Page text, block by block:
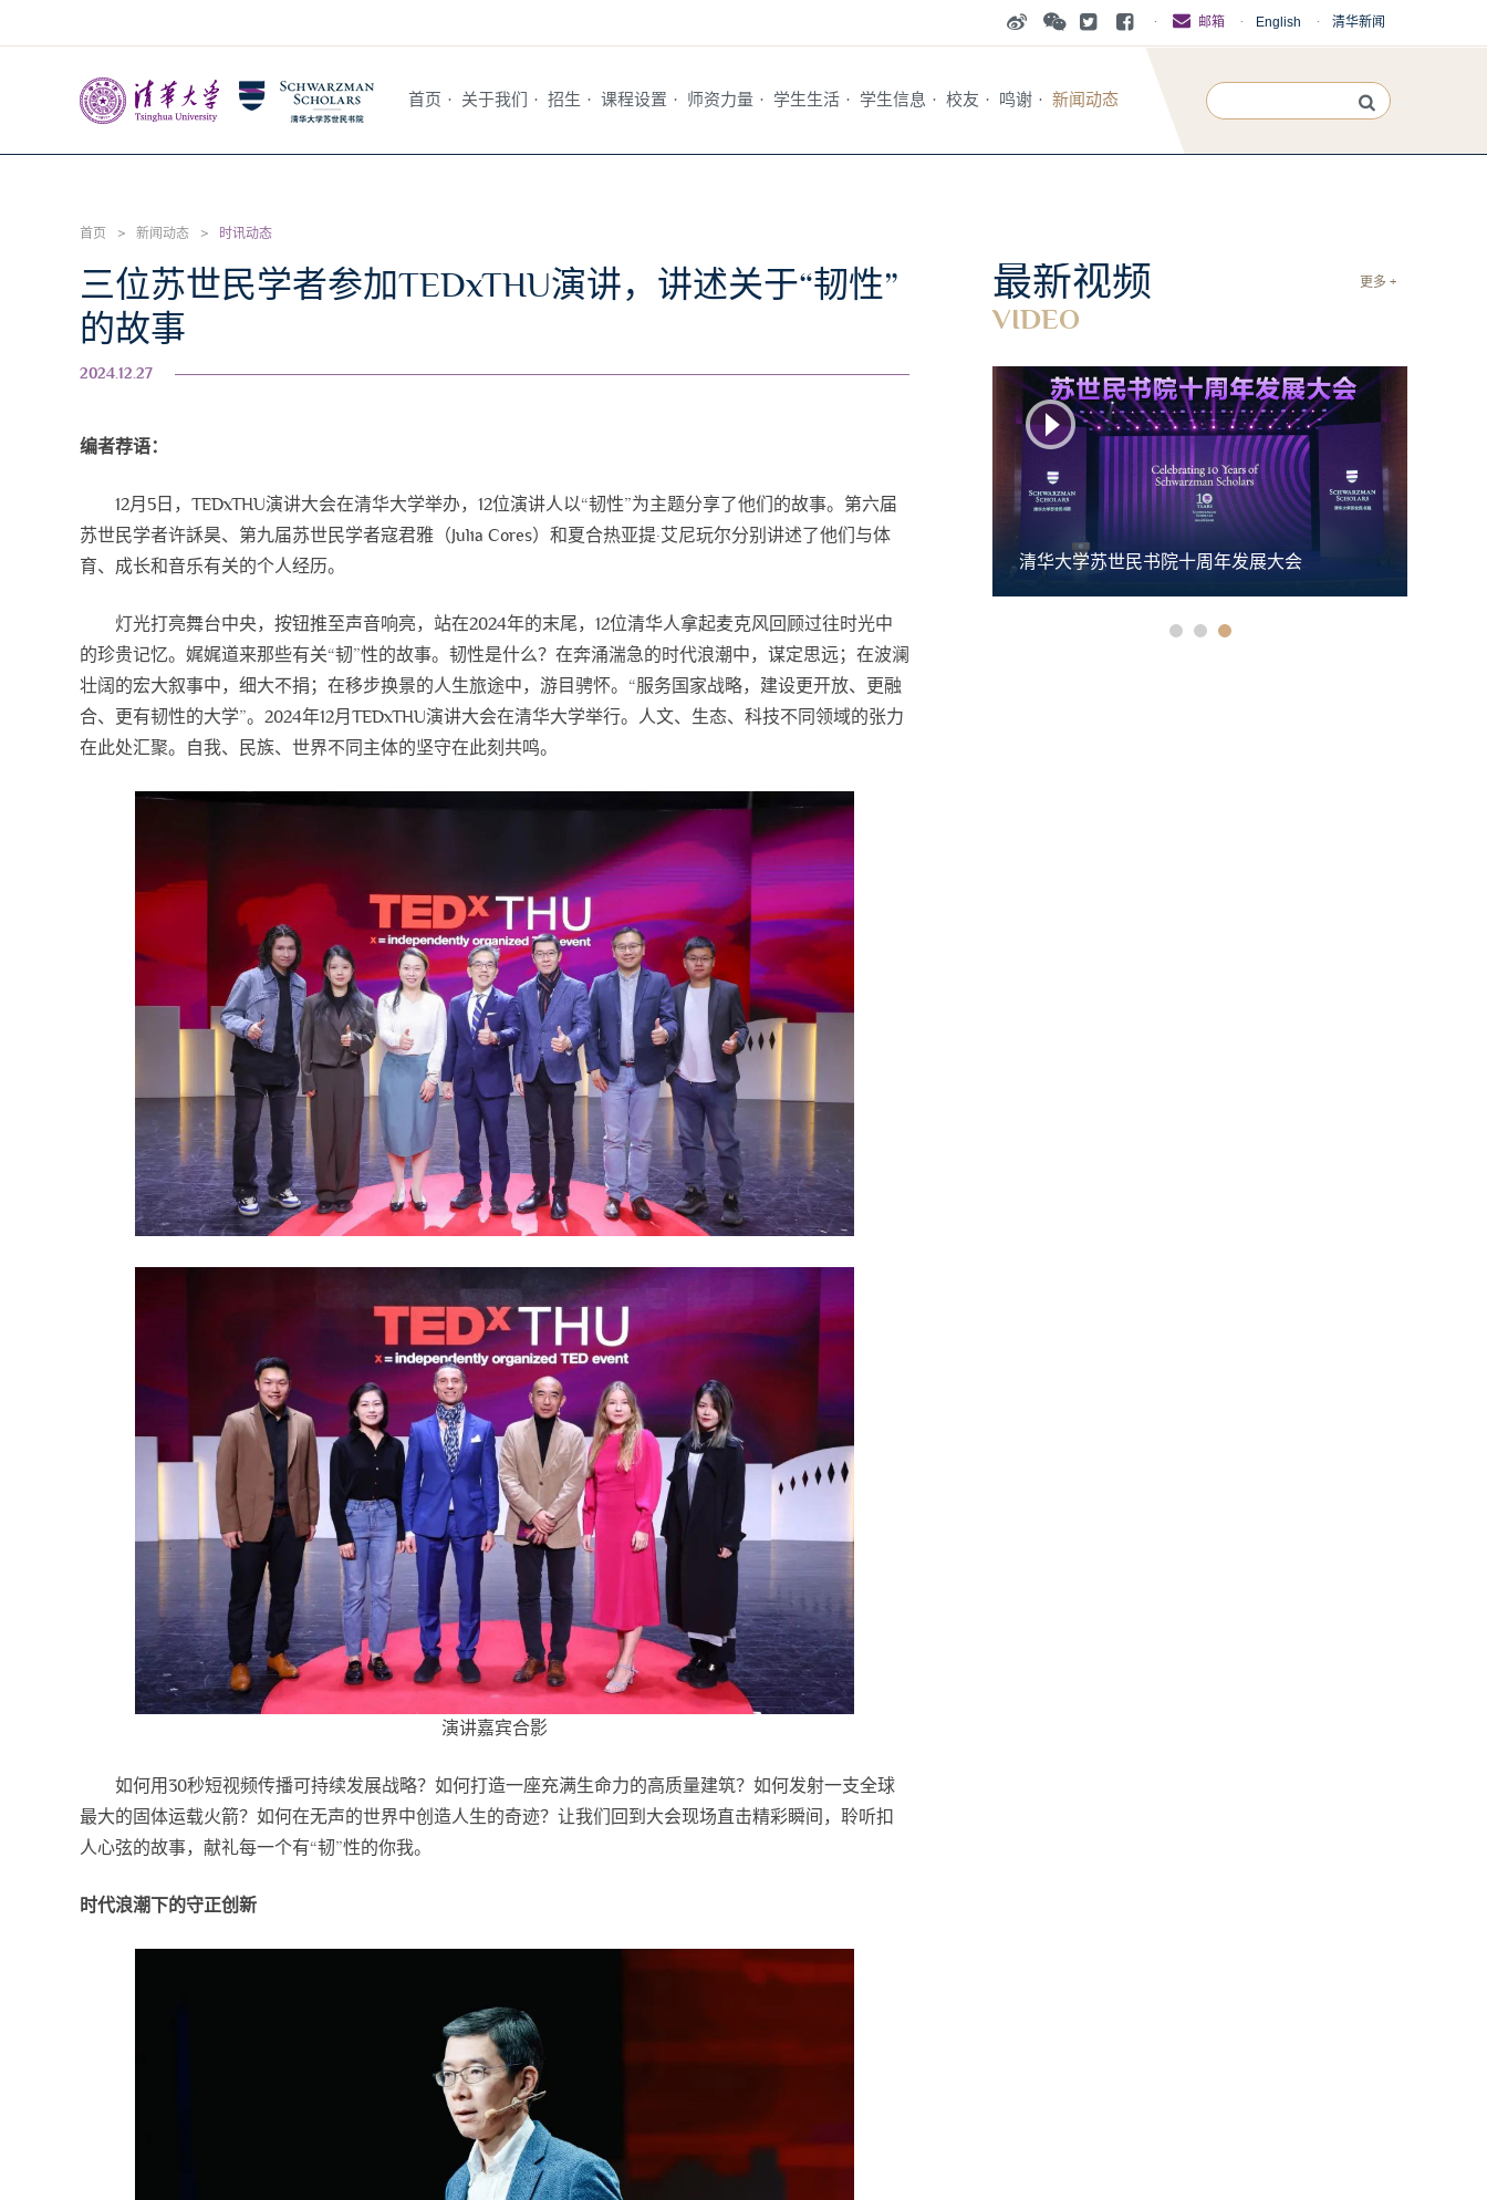
清华新闻
·
English
·
邮箱
·
首页 · 关于我们 · 招生 · 课程设置 · 师资力量 · 学生生活 · 学生信息 · 校友 · 鸣谢 · 新闻动态
首页 > 新闻动态 > 时讯动态
三位苏世民学者参加TEDxTHU演讲，讲述关于“韧性”
的故事
2024.12.27
编者荐语：
12月5日，TEDxTHU演讲大会在清华大学举办，12位演讲人以“韧性”为主题分享了他们的故事。第六届
苏世民学者许訸昊、第九届苏世民学者寇君雅（Julia Cores）和夏合热亚提·艾尼玩尔分别讲述了他们与体
育、成长和音乐有关的个人经历。
灯光打亮舞台中央，按钮推至声音响亮，站在2024年的末尾，12位清华人拿起麦克风回顾过往时光中
的珍贵记忆。娓娓道来那些有关“韧”性的故事。韧性是什么？在奔涌湍急的时代浪潮中，谋定思远；在波澜
壮阔的宏大叙事中，细大不捐；在移步换景的人生旅途中，游目骋怀。“服务国家战略，建设更开放、更融
合、更有韧性的大学”。2024年12月TEDxTHU演讲大会在清华大学举行。人文、生态、科技不同领域的张力
在此处汇聚。自我、民族、世界不同主体的坚守在此刻共鸣。
演讲嘉宾合影
如何用30秒短视频传播可持续发展战略？如何打造一座充满生命力的高质量建筑？如何发射一支全球
最大的固体运载火箭？如何在无声的世界中创造人生的奇迹？让我们回到大会现场直击精彩瞬间，聆听扣
人心弦的故事，献礼每一个有“韧”性的你我。
时代浪潮下的守正创新
更多 +
最新视频
VIDEO
清华大学苏世民书院2026年毕业典礼 清华大学苏世民书院十周年发展大会